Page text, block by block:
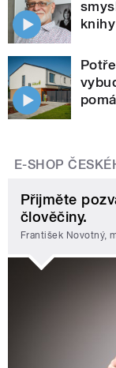
E-SHOP
Přijměte
člověčiny.
František Novotný,